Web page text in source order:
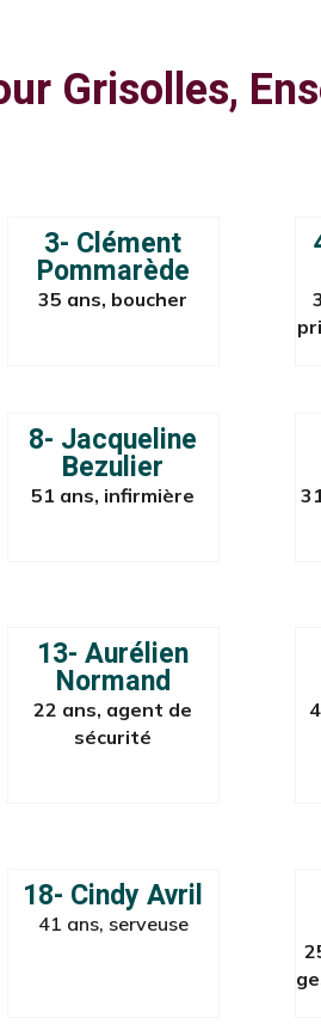
Grisolles,
3- Clément
Pommarède
35 ans, boucher
8- Jacqueline
Bezulier
51 ans, infirmière
13- Aurélien
Normand
22 ans, agent de
sécurité
18- Cindy Avril
41 ans, serveuse